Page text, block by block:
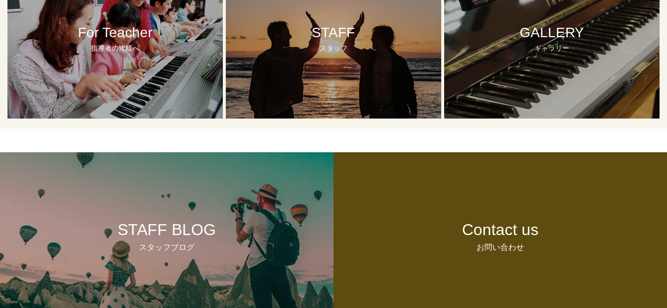
For Teacher
指導者の皆様へ
STAFF
スタッフ
GALLERY
ギャラリー
STAFF BLOG
スタッフブログ
Contact us
お問い合わせ